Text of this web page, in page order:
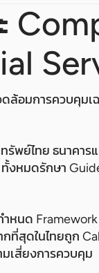
ล้อมการควบคุมเ
ย์ไทย ธนาคารแ
งหมดรักษา
หนด
ที่สุดในไทยถูก
เสี่ยงการควบคุม